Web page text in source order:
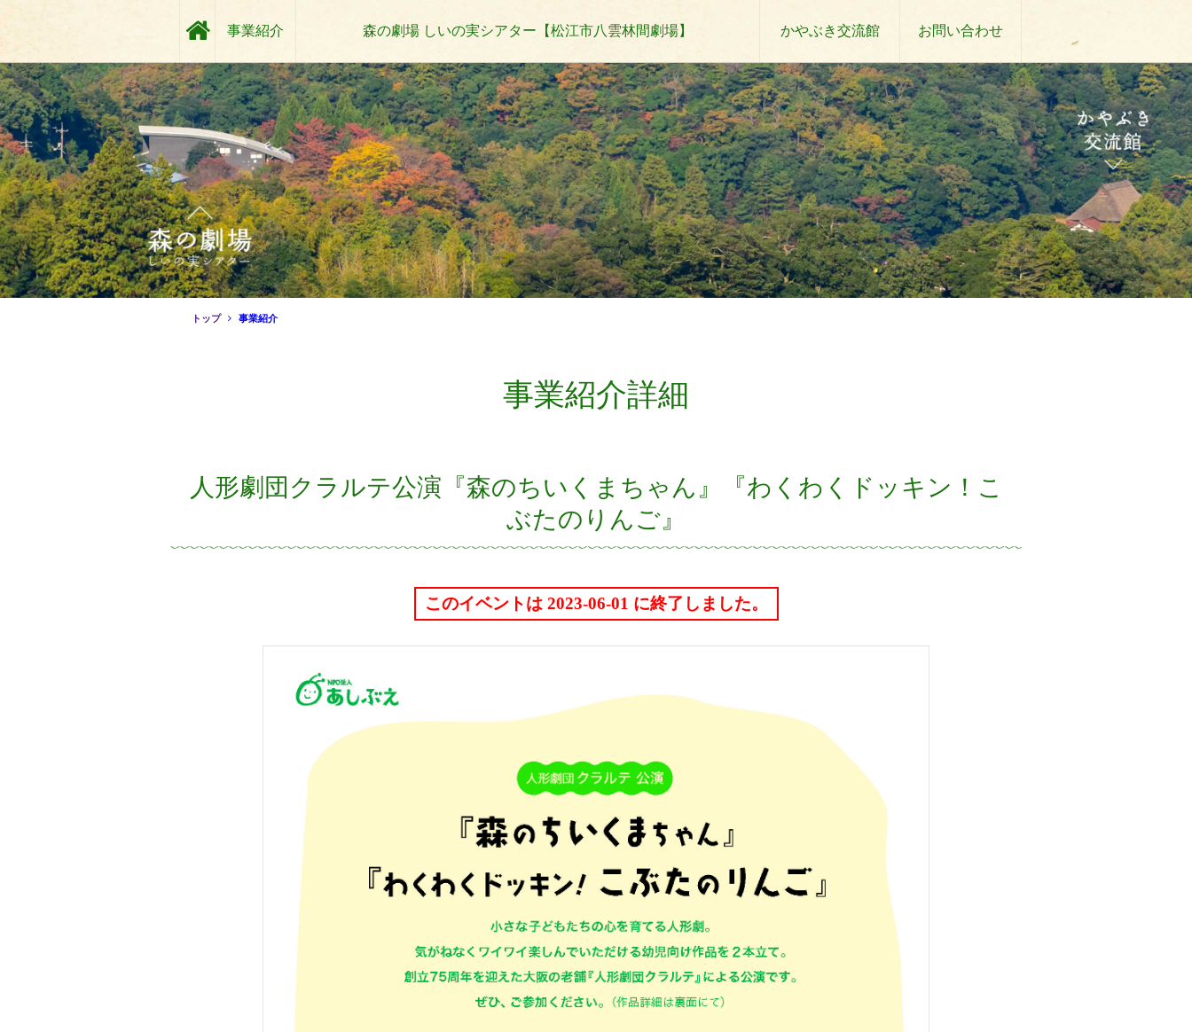
事業紹介 森の劇場 しいの実シアター【松江市八雲林間劇場】 かやぶき交流館 お問い合わせ
トップ 事業紹介
事業紹介詳細
人形劇団クラルテ公演『森のちいくまちゃん』『わくわくドッキン！こ
ぶたのりんご』
このイベントは 2023-06-01 に終了しました。